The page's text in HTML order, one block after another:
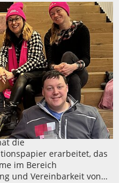
die
erarbeitet, das
im Bereich
und Vereinbarkeit von…